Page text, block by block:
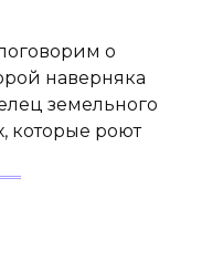
о
наверняка
земельного
которые роют